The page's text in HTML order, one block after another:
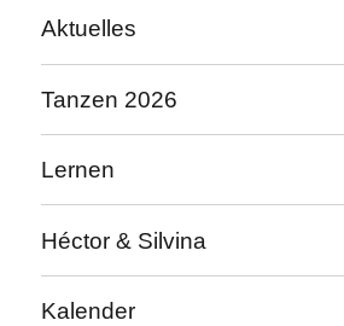
Aktuelles
Tanzen 2026
Lernen
Héctor & Silvina
Kalender